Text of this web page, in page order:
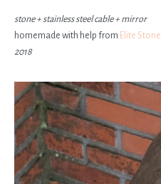
stone + stainless steel cable + mirror
homemade with help from Elite Stone
2018